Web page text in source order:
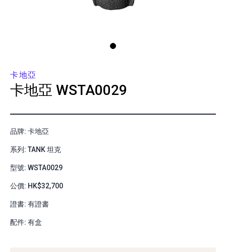
卡地亞
卡地亞 WSTA0029
品牌: 卡地亞
系列: TANK 坦克
型號: WSTA0029
公價: HK$32,700
證書: 有證書
配件: 有盒